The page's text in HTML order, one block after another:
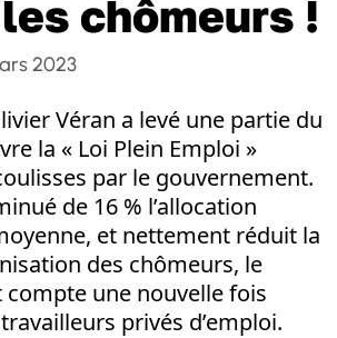
chômeurs !
2023
Véran a levé une partie du
la « Loi Plein Emploi »
par le gouvernement.
de 16 % l’allocation
et nettement réduit la
des chômeurs, le
une nouvelle fois
privés d’emploi.